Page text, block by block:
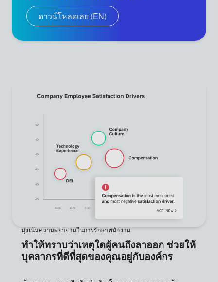
ดาวน์โหลดเลย (EN)
มุ่งเน้นความพยายามในการรักษาพนักงาน
ทำให้ทราบว่าเหตุใดผู้คนถึงลาออก ช่วยให้
บุคลากรที่ดีที่สุดของคุณอยู่กับองค์กร